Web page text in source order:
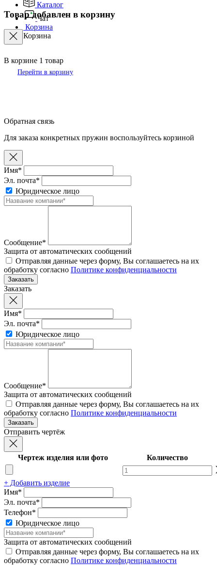
Каталог
Чат
Корзина
Корзина
Товар добавлен в корзину
В корзине 1 товар
Перейти в корзину
Обратная связь
Для заказа конкретных пружин воспользуйтесь корзиной
Имя*
Эл. почта*
Юридическое лицо
Сообщение*
Защита от автоматических сообщений
Отправляя данные через форму, Вы соглашаетесь на их
обработку согласно Политике конфиденциальности
Заказать
Имя*
Эл. почта*
Юридическое лицо
Сообщение*
Защита от автоматических сообщений
Отправляя данные через форму, Вы соглашаетесь на их
обработку согласно Политике конфиденциальности
Отправить чертёж
Чертеж изделия или фото Количество
+ Добавить изделие
Имя*
Эл. почта*
Телефон*
Юридическое лицо
Защита от автоматических сообщений
Отправляя данные через форму, Вы соглашаетесь на их
обработку согласно Политике конфиденциальности